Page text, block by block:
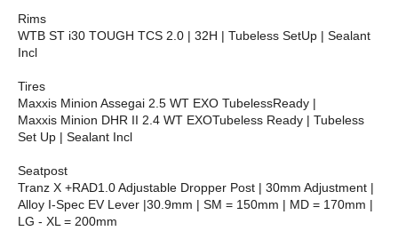
Rims
WTB ST i30 TOUGH TCS 2.0 | 32H | Tubeless SetUp | Sealant
Incl
Tires
Maxxis Minion Assegai 2.5 WT EXO TubelessReady |
Maxxis Minion DHR II 2.4 WT EXOTubeless Ready | Tubeless
Set Up | Sealant Incl
Seatpost
Tranz X +RAD1.0 Adjustable Dropper Post | 30mm Adjustment |
Alloy I-Spec EV Lever |30.9mm | SM = 150mm | MD = 170mm |
LG - XL = 200mm